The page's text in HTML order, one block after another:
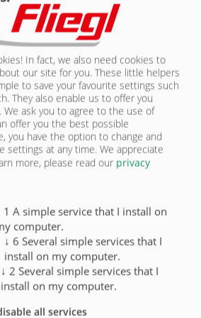
behúzására
A letakarást rugós feszítés segíti
In fact, we also need cookies to
our site for you. These little helpers
to save your favourite settings such
They also enable us to offer you
ask you to agree to the use of
offer you the best possible
you have the option to change and
settings at any time. We appreciate
more, please read our privacy
1 A simple service that I install on
computer.
↓ 6 Several simple services that I
install on my computer.
↓ 2 Several simple services that I
install on my computer.
all services